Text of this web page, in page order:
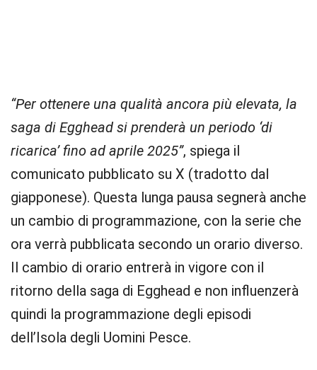
“Per ottenere una qualità ancora più elevata, la
saga di Egghead si prenderà un periodo ‘di
ricarica’ fino ad aprile 2025”, spiega il
comunicato pubblicato su X (tradotto dal
giapponese). Questa lunga pausa segnerà anche
un cambio di programmazione, con la serie che
ora verrà pubblicata secondo un orario diverso.
Il cambio di orario entrerà in vigore con il
ritorno della saga di Egghead e non influenzerà
quindi la programmazione degli episodi
dell’Isola degli Uomini Pesce.